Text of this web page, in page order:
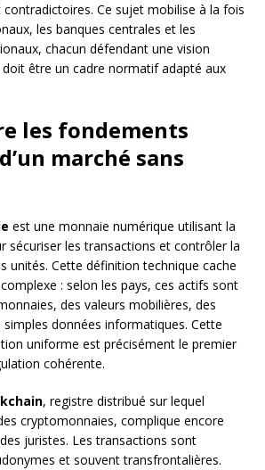
Ce sujet mobilise à la fois
les banques centrales et les
chacun défendant une vision
être un cadre normatif adapté aux
les fondements
marché sans
est une monnaie numérique utilisant la
sécuriser les transactions et contrôler la
unités. Cette définition technique cache
: selon les pays, ces actifs sont
des valeurs mobilières, des
données informatiques. Cette
uniforme est précisément le premier
cohérente.
, registre distribué sur lequel
cryptomonnaies, complique encore
juristes. Les transactions sont
et souvent transfrontalières.